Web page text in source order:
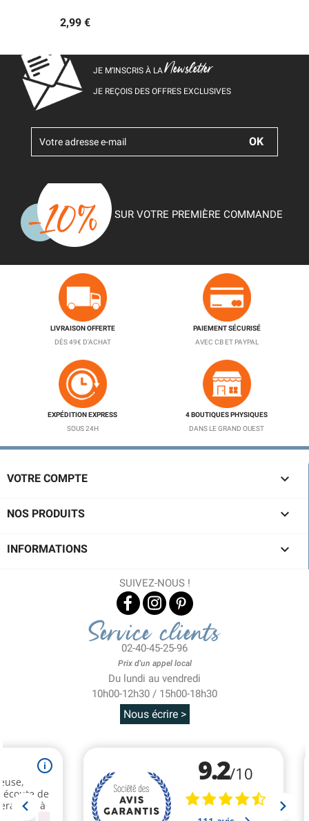
2,99 €
JE M’INSCRIS À LANewsletter
JE REÇOIS DES OFFRES EXCLUSIVES
SUR VOTRE PREMIÈRE COMMANDE
LIVRAISON OFFERTE
DÈS 49€ D'ACHAT
PAIEMENT SÉCURISÉ
AVEC CB ET PAYPAL
EXPÉDITION EXPRESS
SOUS 24H
4 BOUTIQUES PHYSIQUES
DANS LE GRAND OUEST
VOTRE COMPTE 
NOS PRODUITS 
INFORMATIONS 
SUIVEZ-NOUS !
Service clients
02-40-45-25-96
Prix d'un appel local
Du lundi au vendredi
10h00-12h30 / 15h00-18h30
Nous écrire >